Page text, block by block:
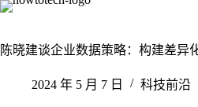
跳
内
陈晓建谈企业数据策略：构建差异
2024 年 5 月 7 日 科技前沿